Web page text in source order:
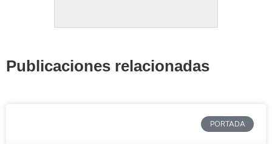
Publicaciones relacionadas
PORTADA